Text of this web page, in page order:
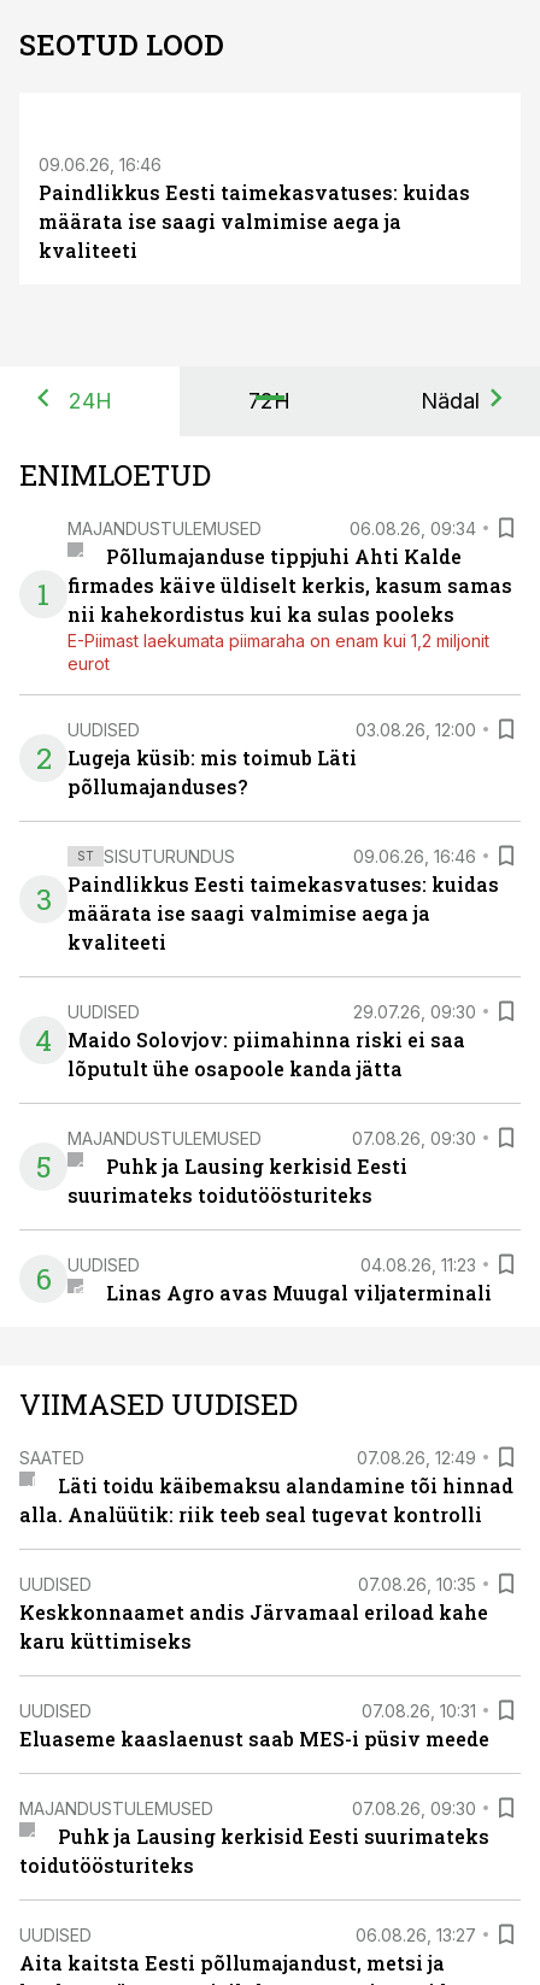
SEOTUD LOOD
09.06.26, 16:46
Paindlikkus Eesti taimekasvatuses: kuidas
määrata ise saagi valmimise aega ja
kvaliteeti
24H 72H Nädal
ENIMLOETUD
1
MAJANDUSTULEMUSED 06.08.26, 09:34
Põllumajanduse tippjuhi Ahti Kalde
firmades käive üldiselt kerkis, kasum samas
nii kahekordistus kui ka sulas pooleks
E-Piimast laekumata piimaraha on enam kui 1,2 miljonit
eurot
2
UUDISED 03.08.26, 12:00
Lugeja küsib: mis toimub Läti
põllumajanduses?
3
ST SISUTURUNDUS 09.06.26, 16:46
Paindlikkus Eesti taimekasvatuses: kuidas
määrata ise saagi valmimise aega ja
kvaliteeti
4
UUDISED 29.07.26, 09:30
Maido Solovjov: piimahinna riski ei saa
lõputult ühe osapoole kanda jätta
5
MAJANDUSTULEMUSED 07.08.26, 09:30
Puhk ja Lausing kerkisid Eesti
suurimateks toidutöösturiteks
6 UUDISED 04.08.26, 11:23
Linas Agro avas Muugal viljaterminali
VIIMASED UUDISED
SAATED 07.08.26, 12:49
Läti toidu käibemaksu alandamine tõi hinnad
alla. Analüütik: riik teeb seal tugevat kontrolli
UUDISED 07.08.26, 10:35
Keskkonnaamet andis Järvamaal eriload kahe
karu küttimiseks
UUDISED 07.08.26, 10:31
Eluaseme kaaslaenust saab MES-i püsiv meede
MAJANDUSTULEMUSED 07.08.26, 09:30
Puhk ja Lausing kerkisid Eesti suurimateks
toidutöösturiteks
UUDISED 06.08.26, 13:27
Aita kaitsta Eesti põllumajandust, metsi ja